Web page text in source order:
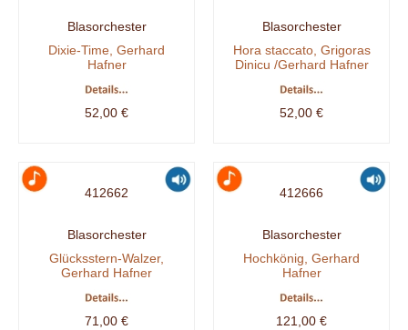
Blasorchester
Dixie-Time, Gerhard
Hafner
52,00 €
Blasorchester
Hora staccato, Grigoras
Dinicu /Gerhard Hafner
52,00 €
412662
Blasorchester
Glücksstern-Walzer,
Gerhard Hafner
71,00 €
412666
Blasorchester
Hochkönig, Gerhard
Hafner
121,00 €